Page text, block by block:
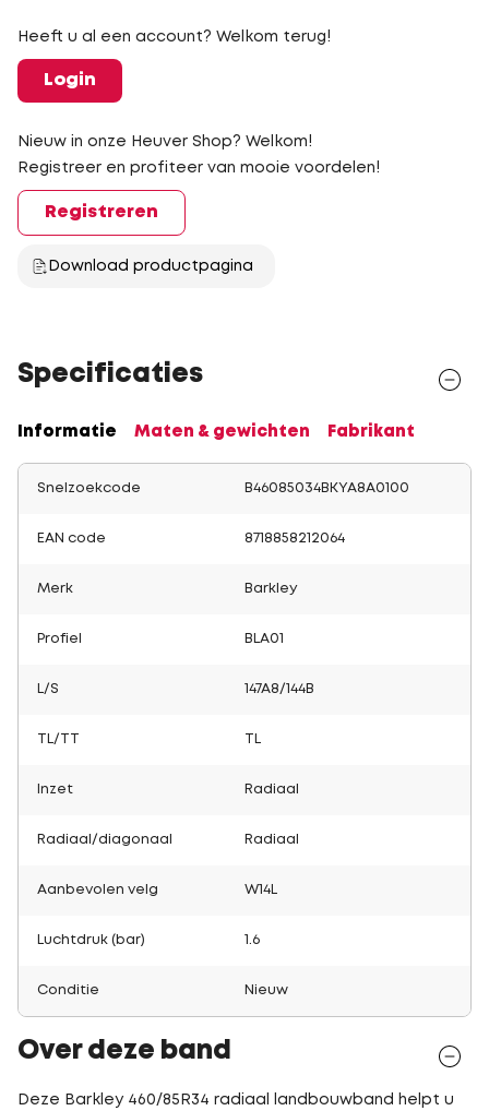
Heeft u al een account? Welkom terug!
Login
Nieuw in onze Heuver Shop? Welkom!
Registreer en profiteer van mooie voordelen!
Registreren
Download productpagina
Specificaties
Informatie Maten & gewichten Fabrikant
Snelzoekcode B46085034BKYA8A0100
EAN code 8718858212064
Merk Barkley
Profiel BLA01
L/S 147A8/144B
TL/TT
Inzet Radiaal
Radiaal/diagonaal Radiaal
Aanbevolen velg W14L
Luchtdruk (bar) 1.6
Conditie Nieuw
Over deze band
Deze Barkley 460/85R34 radiaal landbouwband helpt u